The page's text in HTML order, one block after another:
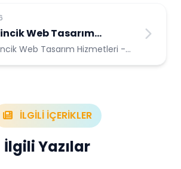
Web Tasarım
Web Tasarım Hizmetleri -
İLGİLİ İÇERİKLER
İlgili Yazılar